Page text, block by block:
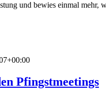
und bewies einmal mehr,
Pfingstmeetings